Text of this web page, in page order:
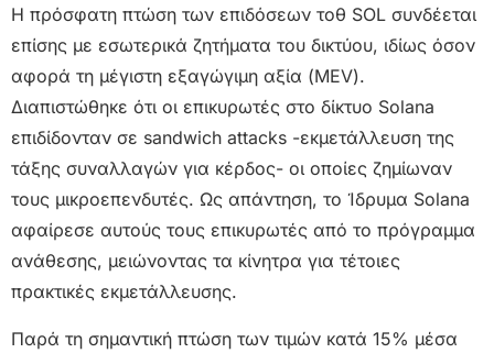
Η πρόσφατη πτώση των επιδόσεων τοθ SOL συνδέεται
επίσης με εσωτερικά ζητήματα του δικτύου, ιδίως όσον
αφορά τη μέγιστη εξαγώγιμη αξία (MEV).
Διαπιστώθηκε ότι οι επικυρωτές στο δίκτυο Solana
επιδίδονταν σε sandwich attacks -εκμετάλλευση της
τάξης συναλλαγών για κέρδος- οι οποίες ζημίωναν
τους μικροεπενδυτές. Ως απάντηση, το Ίδρυμα Solana
αφαίρεσε αυτούς τους επικυρωτές από το πρόγραμμα
ανάθεσης, μειώνοντας τα κίνητρα για τέτοιες
πρακτικές εκμετάλλευσης.
Παρά τη σημαντική πτώση των τιμών κατά 15% μέσα